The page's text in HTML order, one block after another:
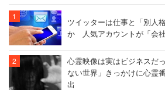
ツイッターは仕事と「別人
か 人気アカウントが「会
心霊映像は実はビジネス
ない世界」きっかけに心霊
出